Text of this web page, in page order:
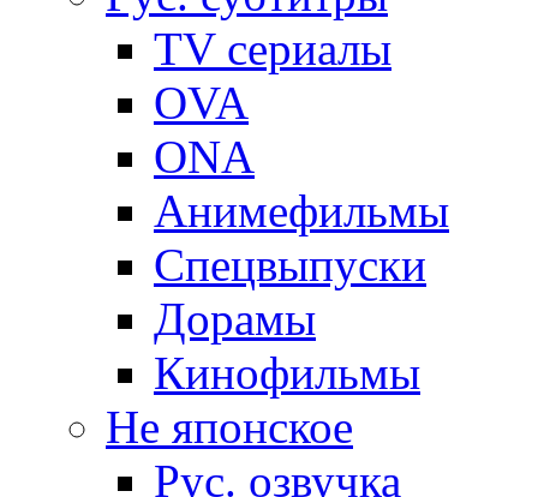
TV сериалы
OVA
ONA
Анимефильмы
Спецвыпуски
Дорамы
Кинофильмы
Не японское
Рус. озвучка